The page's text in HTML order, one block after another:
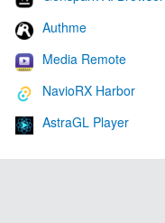
Authme
Media Remote
NavioRX Harbor
AstraGL Player